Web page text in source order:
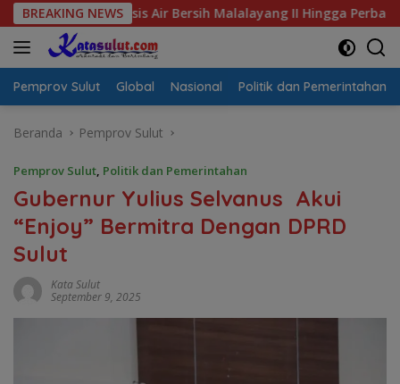
Langsung
ke
konten
BREAKING NEWS
Krisis Air Bersih Malalayang II Hingga Perbaikan
Pemprov Sulut Global Nasional Politik dan Pemerintahan
Beranda Pemprov Sulut
Pemprov Sulut, Politik dan Pemerintahan
Gubernur Yulius Selvanus Akui
“Enjoy” Bermitra Dengan DPRD
Sulut
Kata Sulut
September 9, 2025